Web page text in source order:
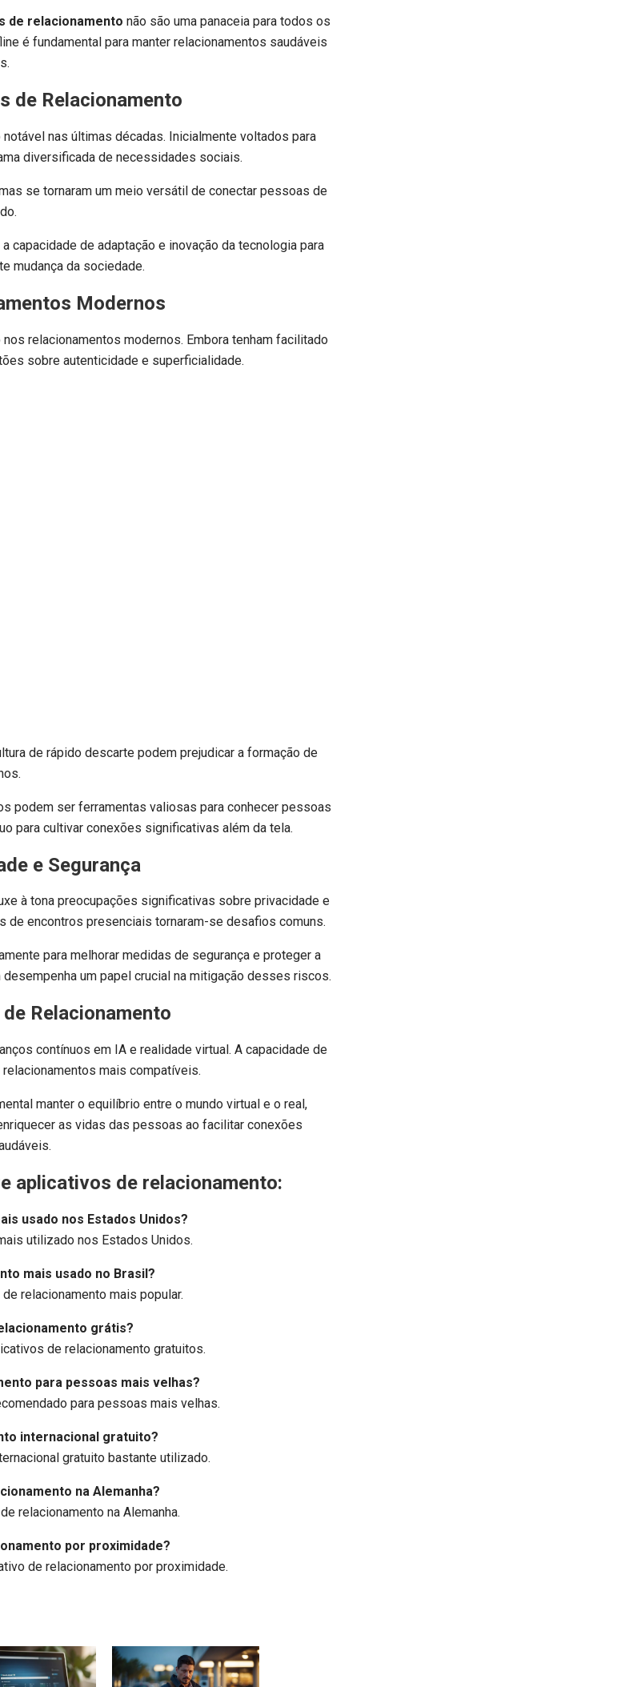
de relacionamento não são uma panaceia para todos os
é fundamental para manter relacionamentos saudáveis
de Relacionamento
nas últimas décadas. Inicialmente voltados para
diversificada de necessidades sociais.
se tornaram um meio versátil de conectar pessoas de
capacidade de adaptação e inovação da tecnologia para
mudança da sociedade.
Modernos
relacionamentos modernos. Embora tenham facilitado
sobre autenticidade e superficialidade.
de rápido descarte podem prejudicar a formação de
podem ser ferramentas valiosas para conhecer pessoas
para cultivar conexões significativas além da tela.
e Segurança
à tona preocupações significativas sobre privacidade e
encontros presenciais tornaram-se desafios comuns.
para melhorar medidas de segurança e proteger a
um papel crucial na mitigação desses riscos.
Relacionamento
contínuos em IA e realidade virtual. A capacidade de
mais compatíveis.
manter o equilíbrio entre o mundo virtual e o real,
as vidas das pessoas ao facilitar conexões
aplicativos de relacionamento:
usado nos Estados Unidos?
utilizado nos Estados Unidos.
mais usado no Brasil?
relacionamento mais popular.
grátis?
de relacionamento gratuitos.
para pessoas mais velhas?
para pessoas mais velhas.
internacional gratuito?
gratuito bastante utilizado.
na Alemanha?
relacionamento na Alemanha.
por proximidade?
de relacionamento por proximidade.